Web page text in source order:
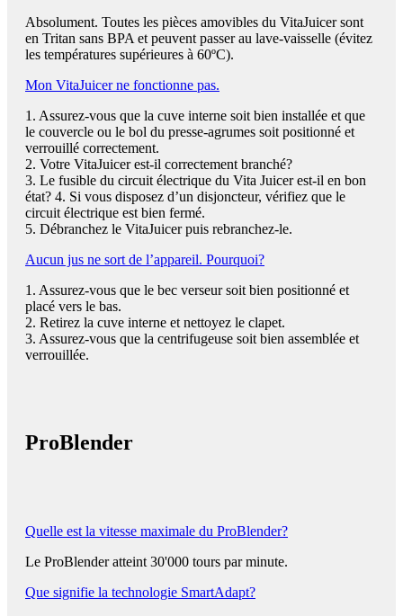
Absolument. Toutes les pièces amovibles du VitaJuicer sont
en Tritan sans BPA et peuvent passer au lave-vaisselle (évitez
les températures supérieures à 60ºC).
Mon VitaJuicer ne fonctionne pas.
1. Assurez-vous que la cuve interne soit bien installée et que
le couvercle ou le bol du presse-agrumes soit positionné et
verrouillé correctement.
2. Votre VitaJuicer est-il correctement branché?
3. Le fusible du circuit électrique du Vita Juicer est-il en bon
état? 4. Si vous disposez d’un disjoncteur, vérifiez que le
circuit électrique est bien fermé.
5. Débranchez le VitaJuicer puis rebranchez-le.
Aucun jus ne sort de l’appareil. Pourquoi?
1. Assurez-vous que le bec verseur soit bien positionné et
placé vers le bas.
2. Retirez la cuve interne et nettoyez le clapet.
3. Assurez-vous que la centrifugeuse soit bien assemblée et
verrouillée.
ProBlender
Quelle est la vitesse maximale du ProBlender?
Le ProBlender atteint 30'000 tours par minute.
Que signifie la technologie SmartAdapt?